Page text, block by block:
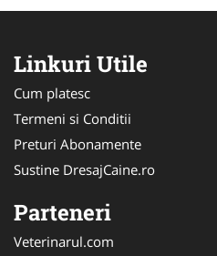
Linkuri Utile
Cum platesc
Termeni si Conditii
Preturi Abonamente
Sustine DresajCaine.ro
Parteneri
Veterinarul.com